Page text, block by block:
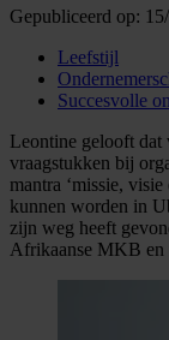
Gepubliceerd op:
Leefstijl
Succesvolle
Leontine gelooft dat
vraagstukken bij
mantra ‘missie,
kunnen worden in
zijn weg heeft
Afrikaanse MKB en